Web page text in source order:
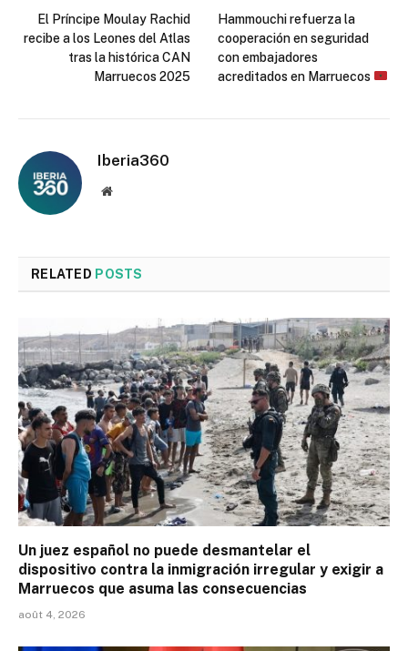
El Príncipe Moulay Rachid
recibe a los Leones del Atlas
tras la histórica CAN
Marruecos 2025
Hammouchi refuerza la
cooperación en seguridad
con embajadores
acreditados en Marruecos
Iberia360
Website
RELATED POSTS
Un juez español no puede desmantelar el
dispositivo contra la inmigración irregular y exigir a
Marruecos que asuma las consecuencias
août 4, 2026